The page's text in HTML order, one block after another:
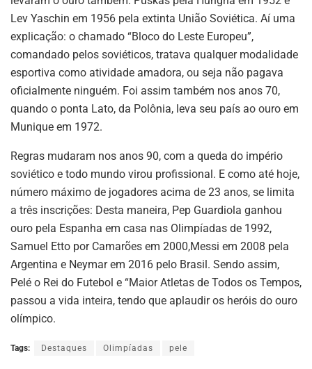
Lev Yaschin em 1956 pela extinta União Soviética. Aí uma
explicação: o chamado “Bloco do Leste Europeu”,
comandado pelos soviéticos, tratava qualquer modalidade
esportiva como atividade amadora, ou seja não pagava
oficialmente ninguém. Foi assim também nos anos 70,
quando o ponta Lato, da Polônia, leva seu país ao ouro em
Munique em 1972.
Regras mudaram nos anos 90, com a queda do império
soviético e todo mundo virou profissional. E como até hoje,
número máximo de jogadores acima de 23 anos, se limita
a três inscrições: Desta maneira, Pep Guardiola ganhou
ouro pela Espanha em casa nas Olimpíadas de 1992,
Samuel Etto por Camarões em 2000,Messi em 2008 pela
Argentina e Neymar em 2016 pelo Brasil. Sendo assim,
Pelé o Rei do Futebol e “Maior Atletas de Todos os Tempos,
passou a vida inteira, tendo que aplaudir os heróis do ouro
olímpico.
Tags: Destaques Olimpíadas pele